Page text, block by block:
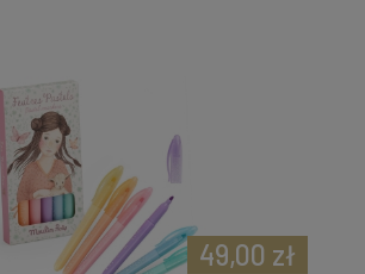
49,00 zł